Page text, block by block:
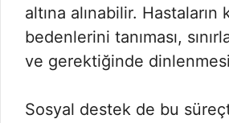
altına alınabilir. Hastaların
bedenlerini tanıması,
ve gerektiğinde
Sosyal destek de bu